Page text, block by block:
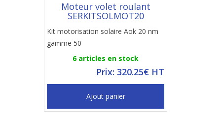
Moteur volet roulant
SERKITSOLMOT20
Kit motorisation solaire Aok 20 nm
gamme 50
6 articles en stock
Prix: 320.25€ HT
Ajout panier